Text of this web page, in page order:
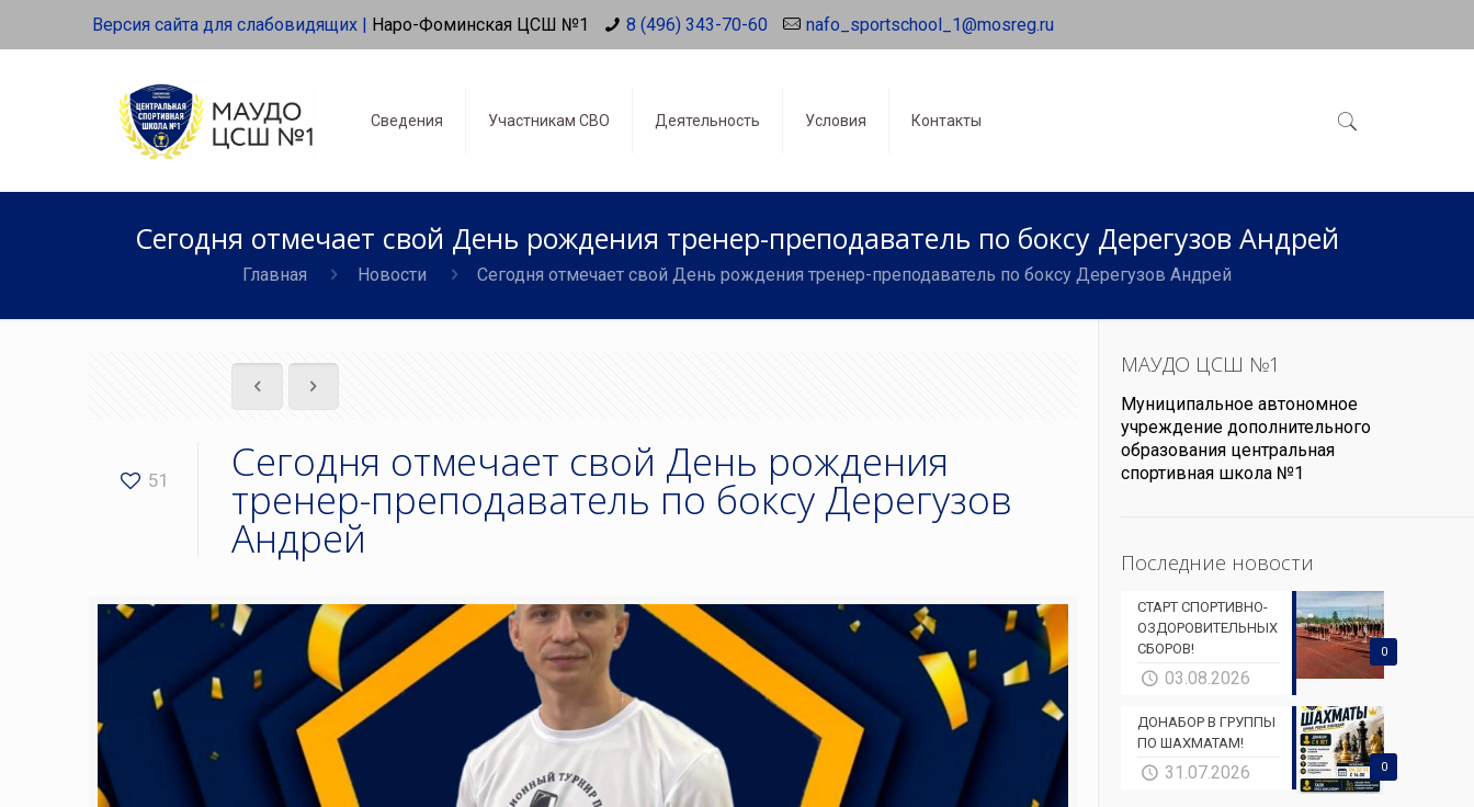
Версия сайта для слабовидящих | Наро-Фоминская ЦСШ №1 8 (496) 343-70-60 nafo_sportschool_1@mosreg.ru
Сведения Участникам СВО Деятельность Условия Контакты
Сегодня отмечает свой День рождения тренер-преподаватель по боксу Дерегузов Андрей
Главная Новости Сегодня отмечает свой День рождения тренер-преподаватель по боксу Дерегузов Андрей
51 Сегодня отмечает свой День рождения
тренер-преподаватель по боксу Дерегузов
Андрей
МАУДО ЦСШ №1
Муниципальное автономное
учреждение дополнительного
образования центральная
спортивная школа №1
Последние новости
0
СТАРТ СПОРТИВНО-
ОЗДОРОВИТЕЛЬНЫХ
СБОРОВ!
03.08.2026
0
ДОНАБОР В ГРУППЫ
ПО ШАХМАТАМ!
31.07.2026